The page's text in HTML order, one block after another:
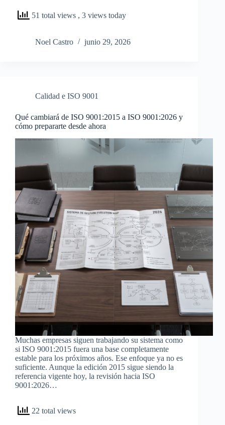
51 total views , 3 views today
Noel Castro junio 29, 2026
Calidad e ISO 9001
Qué cambiará de ISO 9001:2015 a ISO 9001:2026 y
cómo prepararte desde ahora
Muchas empresas siguen trabajando su sistema como
si ISO 9001:2015 fuera una base completamente
estable para los próximos años. Ese enfoque ya no es
suficiente. Aunque la edición 2015 sigue siendo la
referencia vigente hoy, la revisión hacia ISO
9001:2026…
22 total views